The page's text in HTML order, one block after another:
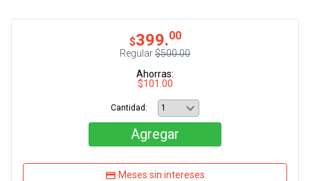
$399.00
Regular$500.00
Ahorras:
$101.00
Cantidad:
Agregar
Meses sin intereses